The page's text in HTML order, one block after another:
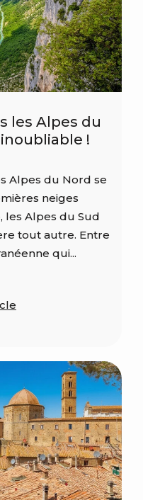
les Alpes du
!
Alpes du Nord se
neiges
les Alpes du Sud
tout autre. Entre
qui...